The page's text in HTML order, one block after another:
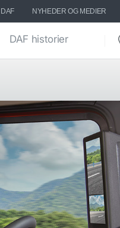
NYHEDER OG MEDIER
DAF historier